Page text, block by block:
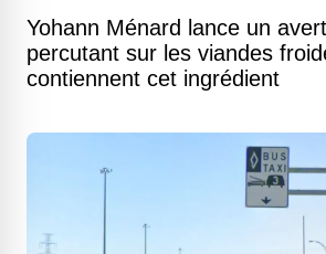
Yohann Ménard lance un
percutant sur les viandes
contiennent cet ingrédient